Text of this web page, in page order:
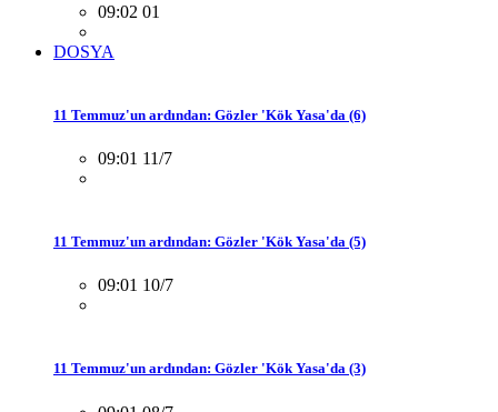
09:02 01
DOSYA
11 Temmuz'un ardından: Gözler 'Kök Yasa'da (6)
09:01 11/7
11 Temmuz'un ardından: Gözler 'Kök Yasa'da (5)
09:01 10/7
11 Temmuz'un ardından: Gözler 'Kök Yasa'da (3)